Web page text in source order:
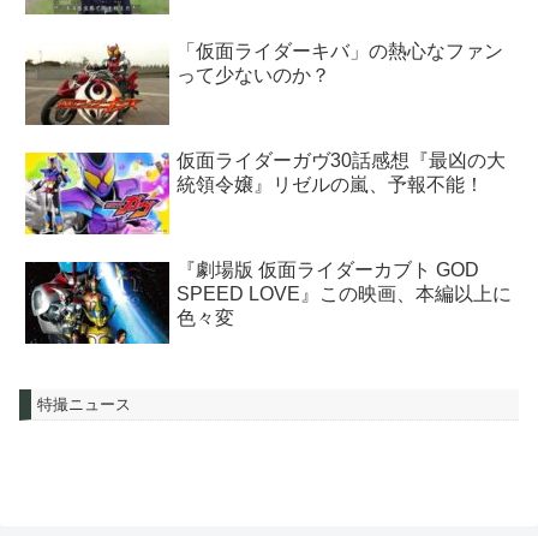
「仮面ライダーキバ」の熱心なファン
って少ないのか？
仮面ライダーガヴ30話感想『最凶の大
統領令嬢』リゼルの嵐、予報不能！
『劇場版 仮面ライダーカブト GOD
SPEED LOVE』この映画、本編以上に
色々変
特撮ニュース